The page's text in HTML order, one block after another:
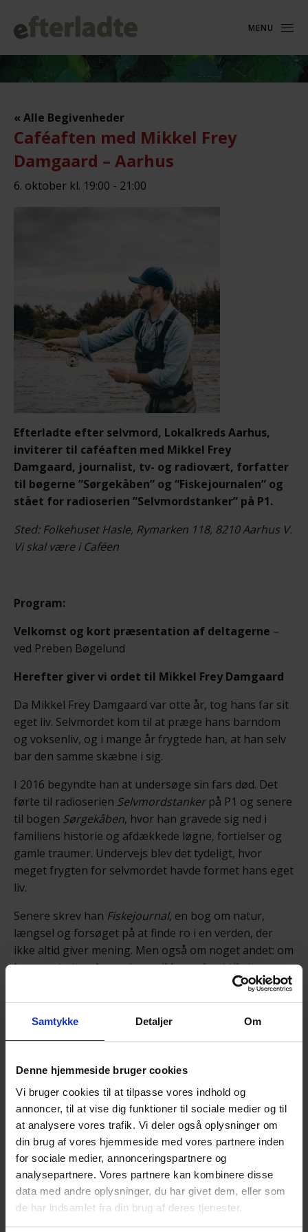
Samtykke Detaljer Om
Denne hjemmeside bruger cookies
Vi bruger cookies til at tilpasse vores indhold og
annoncer, til at vise dig funktioner til sociale medier og til
at analysere vores trafik. Vi deler også oplysninger om
din brug af vores hjemmeside med vores partnere inden
for sociale medier, annonceringspartnere og
analysepartnere. Vores partnere kan kombinere disse
data med andre oplysninger, du har givet dem, eller som
de har indsamlet fra din brug af deres tjenester.
MENU
« Alle Begivenheder
Caféaften med Mikkel Frey
Damgaard – Aarhus
6. oktober kl. 19:00 - 21:00
Efterladte efter selvmord, Lokalkreds Aarhus,
inviterer til caféaften med Mikkel Frey
Damgaard, journalist, tv- og radiovært, forfatter
til bøgerne ”Sørgekåben” og “Fiskejournalen” og
stået for radioserien ”Selvmordstanker” på P1.
Sted: Folkehuset Hasle, Rymarken 118, 8210 Aarhus V.
Vi skal være i Caféen
Program:
Velkomst og kort præsentation af deltagerne –
ved Preben Bøgelund
Herefter giver vi ordet til Mikkel Frey Damgaard
Da Mikkel Frey Damgaard var otte år, tog hans far sit
eget liv. Selvmordet kom til at præge hans barndom
og voksenliv, og i mange år frygtede han, at han selv
bar den samme skæbne i sig.
I 2016 begyndte han at undersøge sin fars død. Det
førte til radioserien Selvmordstankerpå P1 og senere
til bogen Sørgekåben, hvor han gravede sig ned i
familiens historie og afdækkede løgne, fortielser og
gamle traumer. Undervejs blev det tydeligt, hvor
meget frygten for selvmordet havde formet hans eget
liv.
Senere skrev han Fiskejournal, en bog om natur,
længsel og forsøget på at finde ro i en verden, der
ikke altid giver mening. Men også om noget andet: om
langsomt at opdage, at man ikke er dømt til at
af et selvmord og om den lange vej frem mod at turde
sorg, identitet og arv – og om, hvordan det at blive far
Link til: ”Selvmordstanker” på P1:Podcasten
Selvmordstanker
Debat om oplægget, samtale og samvær.
Vi lægger op til et par timers samvær og samtale med
andre efterladte efter selvmord.
Her er det OK at tale om sorgen, savnet og de svære